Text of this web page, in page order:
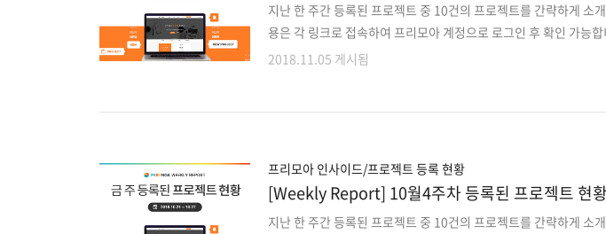
지난 한 주간 등록된 프로젝트 중 10건의 프로젝트를 간략하게 소
용은 각 링크로 접속하여 프리모아 계정으로 로그인 후 확인 가능
젝트 외에도 마감이 다가오는 이 전 프로젝트는 사이트에서 원하는
근태관리 웹 6개월 유지보수 업무8. 틀림그..
2018.11.05 게시됨
프리모아 인사이드/프로젝트 등록 현황
[Weekly Report] 10월4주차 등록된 프로젝트 현황
지난 한 주간 등록된 프로젝트 중 10건의 프로젝트를 간략하게 소